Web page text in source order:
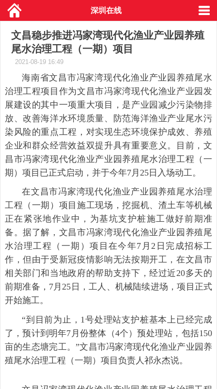
深圳在线
文昌稳步推进冯家湾现代化渔业产业园养殖
尾水治理工程（一期）项目
2021-08-19 16:49
海南省文昌市冯家湾现代化渔业产业园养殖尾水
治理工程项目作为文昌市冯家湾现代化渔业产业园发
展建设的其中一项重大项目，是产业园减少污染物排
放、改善海洋水环境质量、防范海洋渔业产业尾水污
染风险的重点工程，对实现生态环境保护成效、养殖
企业和群众经营效益双提升具有重要意义。目前，文
昌市冯家湾现代化渔业产业园养殖尾水治理工程（一
期）项目已正式启动，并于今年7月25日入场动工。
在文昌市冯家湾现代化渔业产业园养殖尾水治理
工程（一期）项目施工现场，挖掘机、渣土车等机械
正在紧张地作业中，为基坑支护桩施工做好前期准
备。据了解，文昌市冯家湾现代化渔业产业园养殖尾
水治理工程（一期）项目在今年7月2日完成招标工
作，但由于受新冠疫情影响无法按期开工，在文昌市
相关部门和当地政府的帮助支持下，经过近20多天的
前期准备，7月25日，工人、机械陆续进场，项目正式
开始施工。
“到目前为止，1号处理站支护桩基本上已经完成
了，预计到明年7月份整体（4个）预处理站，包括150
亩的生态塘完工。”文昌市冯家湾现代化渔业产业园养
殖尾水治理工程（一期）项目负责人祁永杰说。